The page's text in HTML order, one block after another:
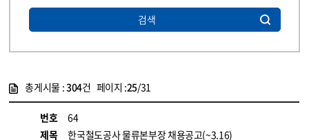
검색
총게시물 :304건 페이지 :25/31
번호
64
제목
한국철도공사 물류본부장 채용공고(~3.16)